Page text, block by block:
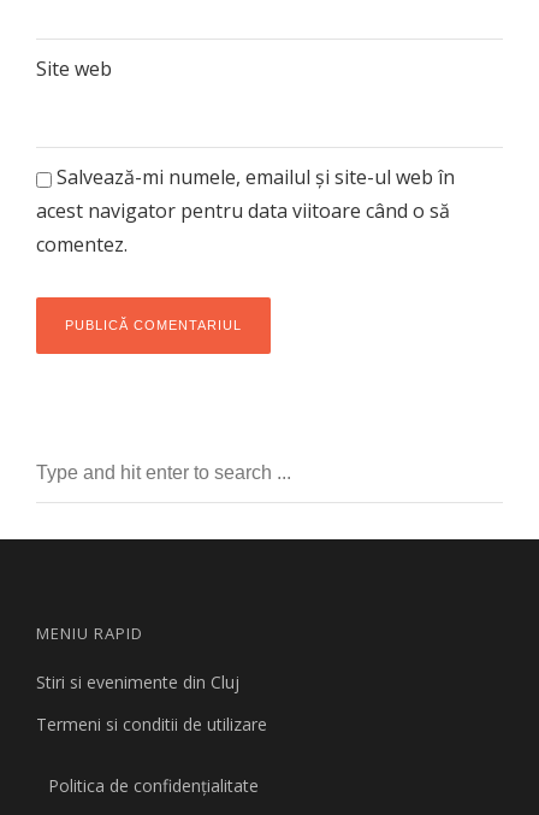
Site web
Salvează-mi numele, emailul și site-ul web în
acest navigator pentru data viitoare când o să
comentez.
MENIU RAPID
Stiri si evenimente din Cluj
Termeni si conditii de utilizare
Politica de confidențialitate